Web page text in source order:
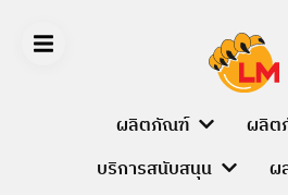
ผลิตภัณฑ์
ผลิต
บริการสนับสนุน
ผ